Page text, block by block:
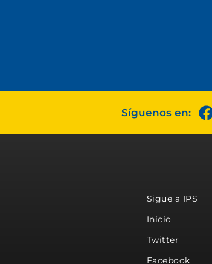
Síguenos en:
Sigue a IPS
Inicio
Twitter
Facebook